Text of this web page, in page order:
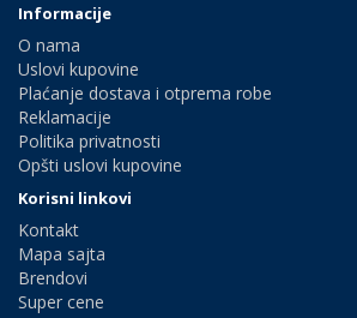
Informacije
O nama
Uslovi kupovine
Plaćanje dostava i otprema robe
Reklamacije
Politika privatnosti
Opšti uslovi kupovine
Korisni linkovi
Kontakt
Mapa sajta
Brendovi
Super cene